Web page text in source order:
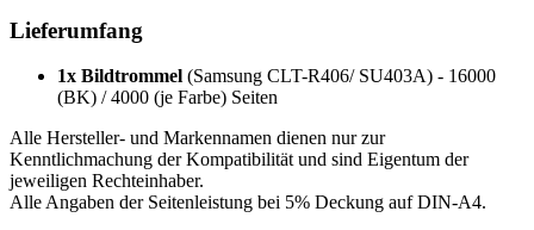
Lieferumfang
1x Bildtrommel (Samsung CLT-R406/ SU403A) - 16000
(BK) / 4000 (je Farbe) Seiten
Alle Hersteller- und Markennamen dienen nur zur
Kenntlichmachung der Kompatibilität und sind Eigentum der
jeweiligen Rechteinhaber.
Alle Angaben der Seitenleistung bei 5% Deckung auf DIN-A4.